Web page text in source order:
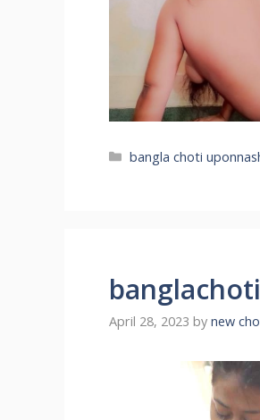
Categories
bangla choti
banglachoti
April 28, 2023 by new